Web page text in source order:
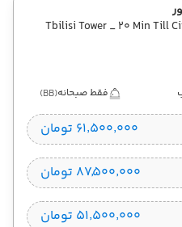
Tbilisi Tower _ 20 Min Till
فقط صبحانه(BB)
۶۱٬۵۰۰٬۰۰۰ تومان
۸۷٬۵۰۰٬۰۰۰ تومان
۵۱٬۵۰۰٬۰۰۰ تومان